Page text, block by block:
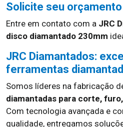
Solicite seu orçamento
Entre em contato com a JRC
disco diamantado 230mm
JRC Diamantados:
ferramentas
Somos líderes na fabricação
diamantadas para corte,
Com tecnologia avançada e
qualidade, entregamos